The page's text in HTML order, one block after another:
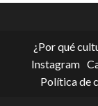
¿Por qué
Instagram
Política de